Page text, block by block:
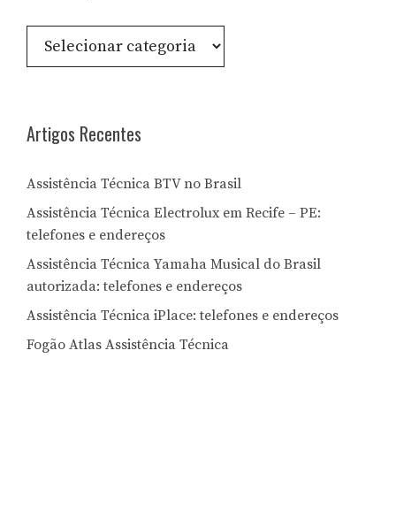
Consulte
Artigos Recentes
Assistência Técnica BTV no Brasil
Assistência Técnica Electrolux em Recife – PE:
telefones e endereços
Assistência Técnica Yamaha Musical do Brasil
autorizada: telefones e endereços
Assistência Técnica iPlace: telefones e endereços
Fogão Atlas Assistência Técnica